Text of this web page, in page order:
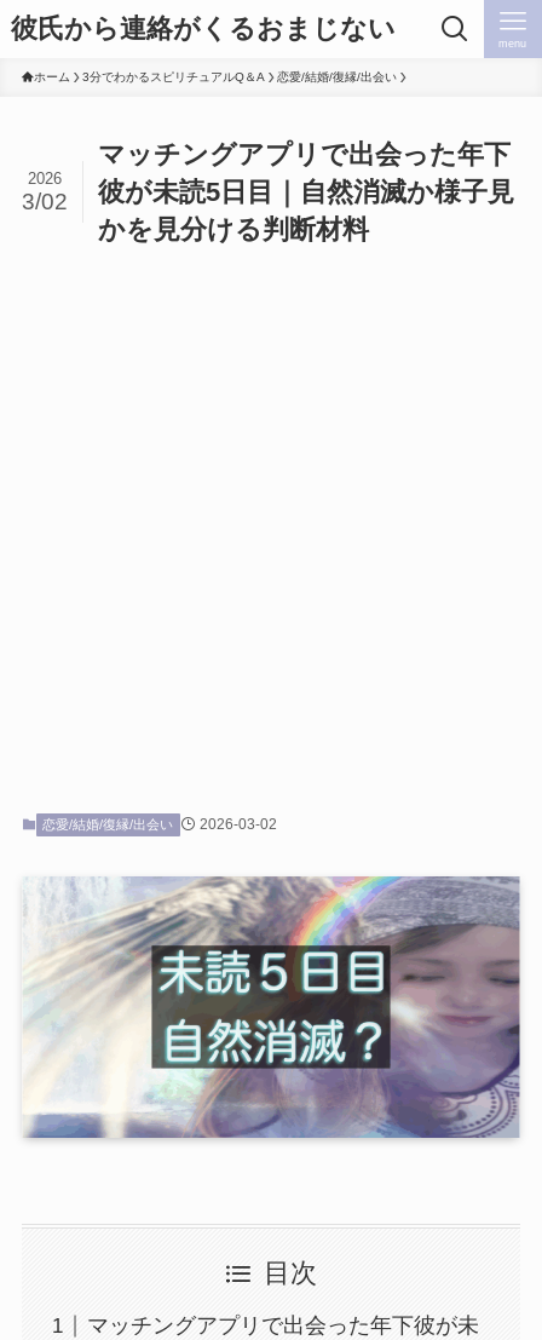
彼氏から連絡がくるおまじない menu
ホーム 3分でわかるスピリチュアルQ＆A 恋愛/結婚/復縁/出会い
マッチングアプリで出会った年下
彼が未読5日目｜自然消滅か様子見
かを見分ける判断材料
2026
3/02
恋愛/結婚/復縁/出会い 2026-03-02
目次
マッチングアプリで出会った年下彼が未